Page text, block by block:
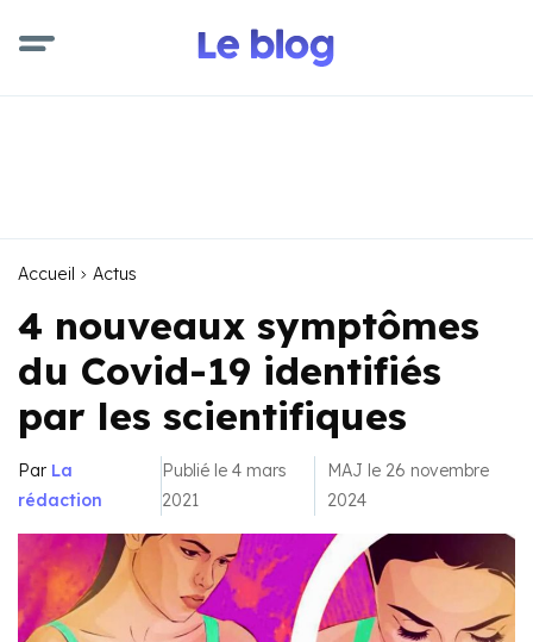
Accueil Actus
4 nouveaux symptômes
du Covid-19 identifiés
par les scientifiques
Par La
rédaction
Publié le 4 mars
2021
MAJ le 26 novembre
2024